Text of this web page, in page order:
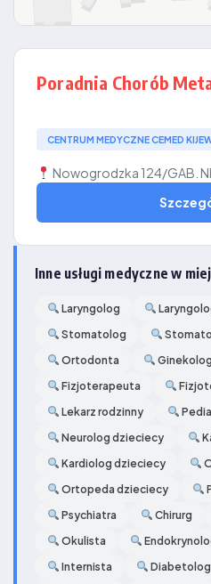
Poradnia Chorób
CENTRUM MEDYCZNE CEMED
Nowogrodzka 124/GAB.
Inne usługi medyczne w
Laryngolog
Stomatolog
Ortodonta
Ginekolog
Fizjoterapeuta
Lekarz rodzinny
Neurolog dzieciecy
Kardiolog dzieciecy
Ortopeda dzieciecy
Psychiatra
Chirurg
Okulista
Internista
Diabetolog